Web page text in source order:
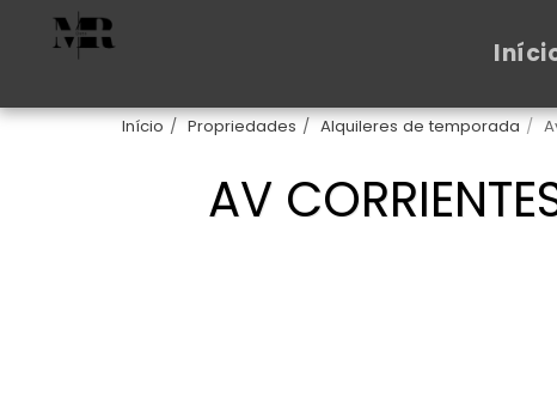
Início Propriedades Alquileres de temporada
AV